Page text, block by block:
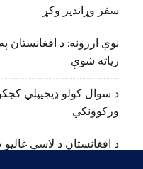
سفر وړاندیز وکړ
زیاته شوې
د سوال کولو ډیجیټلي
ورکوونکي
د افغانستان د لاسي